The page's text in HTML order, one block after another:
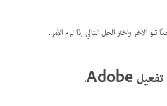
الآخر واختر الحل التالي إذا لزم الأمر.